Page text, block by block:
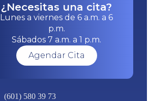
¿Necesitas una cita?
Lunes a viernes de 6 a.m. a 6
p.m.
Sábados 7 a.m. a 1 p.m.
Agendar Cita
(601) 580 39 73